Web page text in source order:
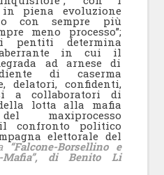
piena evoluzione
con sempre più
meno processo”;
pentiti determina
aberrante in cui il
ad arnese di
di caserma
delatori, confidenti,
a collaboratori di
lotta alla mafia
maxiprocesso
il confronto politico
elettorale del
“Falcone-Borsellino e
di Benito Li